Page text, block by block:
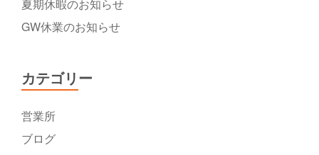
夏期休暇のお知らせ
GW休業のお知らせ
カテゴリー
営業所
ブログ